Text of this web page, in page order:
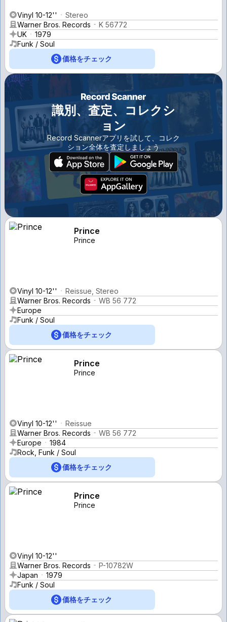
Vinyl 10-12''
Stereo
Warner Bros. Records
K 56772
UK
1979
Funk / Soul
価格をチェック
識別、査定、コレクシ
ョン
Record Scannerアプリを試して、コレク
ション全体を査定しましょう
Prince
Prince
Vinyl 10-12''
Reissue, Stereo
Warner Bros. Records
WB 56 772
Europe
Funk / Soul
価格をチェック
Prince
Prince
Vinyl 10-12''
Reissue
Warner Bros. Records
WB 56 772
Europe
1984
Rock, Funk / Soul
価格をチェック
Prince
Prince
Vinyl 10-12''
Warner Bros. Records
P-10782W
Japan
1979
Funk / Soul
価格をチェック